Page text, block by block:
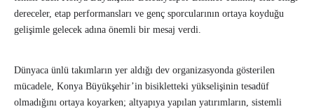
dereceler, etap performansları ve genç sporcularının ortaya koyduğu
gelişimle gelecek adına önemli bir mesaj verdi.
Dünyaca ünlü takımların yer aldığı dev organizasyonda gösterilen
mücadele, Konya Büyükşehir’in bisikletteki yükselişinin tesadüf
olmadığını ortaya koyarken; altyapıya yapılan yatırımların, sistemli